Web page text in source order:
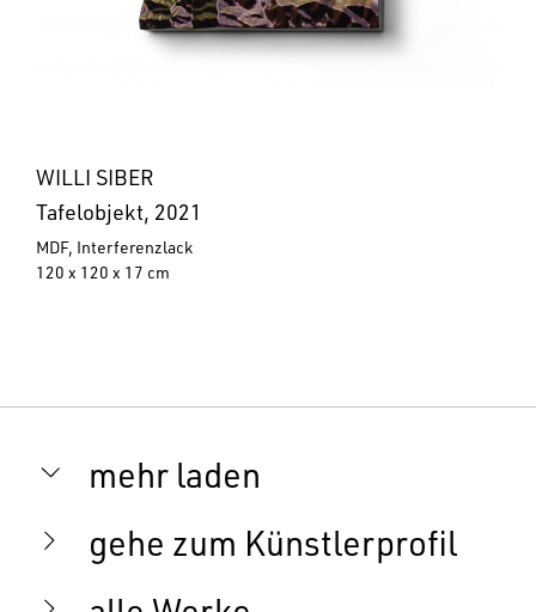
WILLI SIBER
Tafelobjekt, 2021
MDF, Interferenzlack
120 x 120 x 17 cm
mehr laden
gehe zum Künstlerprofil